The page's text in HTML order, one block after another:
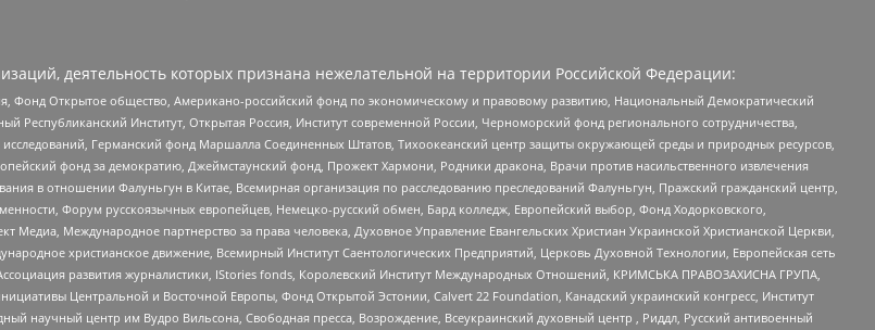
деятельность которых признана нежелательной на территории Российской Федерации:
Фонд Открытое общество, Американо-российский фонд по экономическому и правовому развитию, Национальный Демократический
Республиканский Институт, Открытая Россия, Институт современной России, Черноморский фонд регионального сотрудничества,
Германский фонд Маршалла Соединенных Штатов, Тихоокеанский центр защиты окружающей среды и природных ресурсов,
фонд за демократию, Джеймстаунский фонд, Прожект Хармони, Родники дракона, Врачи против насильственного извлечения
в отношении Фалуньгун в Китае, Всемирная организация по расследованию преследований Фалуньгун, Пражский гражданский центр,
Форум русскоязычных европейцев, Немецко-русский обмен, Бард колледж, Европейский выбор, Фонд Ходорковского,
Международное партнерство за права человека, Духовное Управление Евангельских Христиан Украинской Христианской Церкви,
христианское движение, Всемирный Институт Саентологических Предприятий, Церковь Духовной Технологии, Европейская сеть
развития журналистики, IStories fonds, Королевский Институт Международных Отношений, КРИМСЬКА ПРАВОЗАХИСНА ГРУПА,
Центральной и Восточной Европы, Фонд Открытой Эстонии, Calvert 22 Foundation, Канадский украинский конгресс, Институт
научный центр им Вудро Вильсона, Свободная пресса, Возрождение, Всеукраинский духовный центр , Риддл, Русский антивоенный